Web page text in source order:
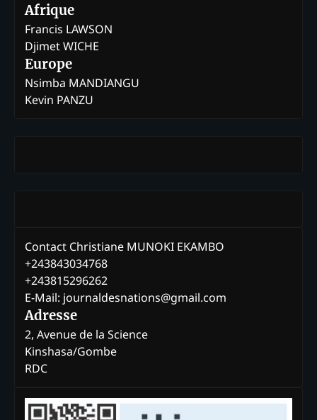
Afrique
Francis LAWSON
Djimet WICHE
Europe
Nsimba MANDIANGU
Kevin PANZU
Contact Christiane MUNOKI EKAMBO
+243843034768
+243815296262
E-Mail: journaldesnations@gmail.com
Adresse
2, Avenue de la Science
Kinshasa/Gombe
RDC